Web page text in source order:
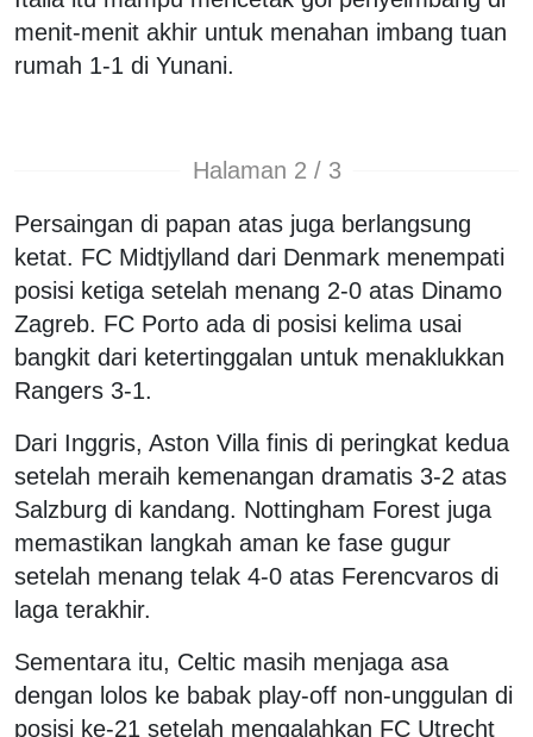
menit-menit akhir untuk menahan imbang tuan
rumah 1-1 di Yunani.
Halaman 2 / 3
Persaingan di papan atas juga berlangsung
ketat. FC Midtjylland dari Denmark menempati
posisi ketiga setelah menang 2-0 atas Dinamo
Zagreb. FC Porto ada di posisi kelima usai
bangkit dari ketertinggalan untuk menaklukkan
Rangers 3-1.
Dari Inggris, Aston Villa finis di peringkat kedua
setelah meraih kemenangan dramatis 3-2 atas
Salzburg di kandang. Nottingham Forest juga
memastikan langkah aman ke fase gugur
setelah menang telak 4-0 atas Ferencvaros di
laga terakhir.
Sementara itu, Celtic masih menjaga asa
dengan lolos ke babak play-off non-unggulan di
posisi ke-21 setelah mengalahkan FC Utrecht